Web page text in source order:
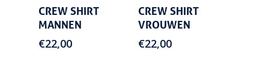
Options
CREW SHIRT
MANNEN
€22,00
Options
CREW SHIRT
VROUWEN
€22,00